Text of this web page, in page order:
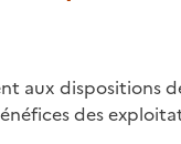
aux dispositions
des